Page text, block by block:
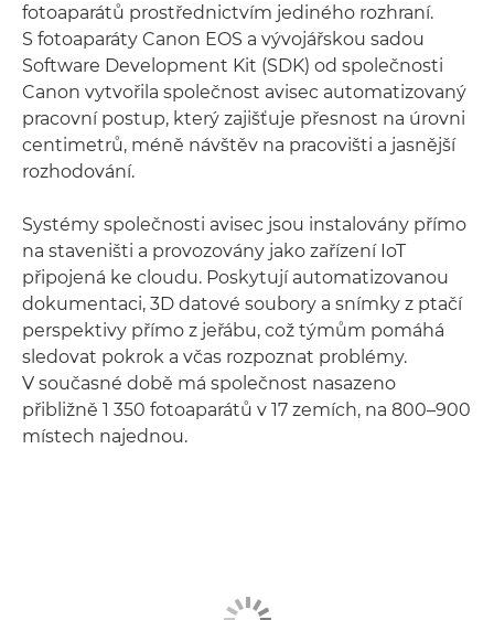
fotoaparátů prostřednictvím jediného rozhraní.
S fotoaparáty Canon EOS a vývojářskou sadou
Software Development Kit (SDK) od společnosti
Canon vytvořila společnost avisec automatizovaný
pracovní postup, který zajišťuje přesnost na úrovni
centimetrů, méně návštěv na pracovišti a jasnější
rozhodování.
Systémy společnosti avisec jsou instalovány přímo
na staveništi a provozovány jako zařízení IoT
připojená ke cloudu. Poskytují automatizovanou
dokumentaci, 3D datové soubory a snímky z ptačí
perspektivy přímo z jeřábu, což týmům pomáhá
sledovat pokrok a včas rozpoznat problémy.
V současné době má společnost nasazeno
přibližně 1 350 fotoaparátů v 17 zemích, na 800–900
místech najednou.